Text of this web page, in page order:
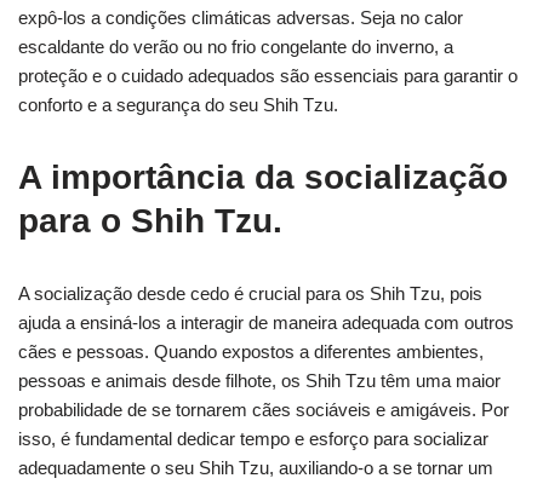
expô-los a condições climáticas adversas. Seja no calor
escaldante do verão ou no frio congelante do inverno, a
proteção e o cuidado adequados são essenciais para garantir o
conforto e a segurança do seu Shih Tzu.
A importância da socialização
para o Shih Tzu.
A socialização desde cedo é crucial para os Shih Tzu, pois
ajuda a ensiná-los a interagir de maneira adequada com outros
cães e pessoas. Quando expostos a diferentes ambientes,
pessoas e animais desde filhote, os Shih Tzu têm uma maior
probabilidade de se tornarem cães sociáveis e amigáveis. Por
isso, é fundamental dedicar tempo e esforço para socializar
adequadamente o seu Shih Tzu, auxiliando-o a se tornar um